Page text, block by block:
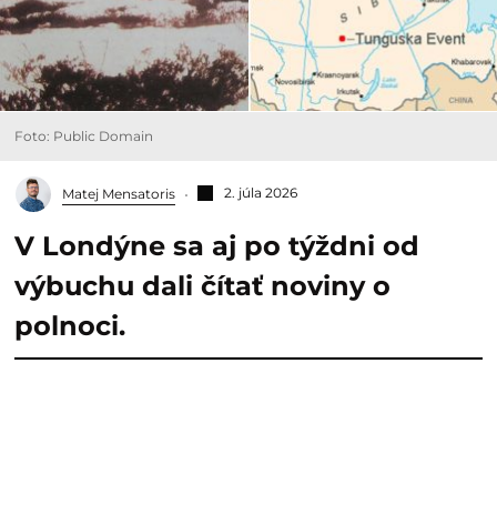
Foto: Public Domain
Matej Mensatoris 2. júla 2026
V Londýne sa aj po týždni od
výbuchu dali čítať noviny o
polnoci.